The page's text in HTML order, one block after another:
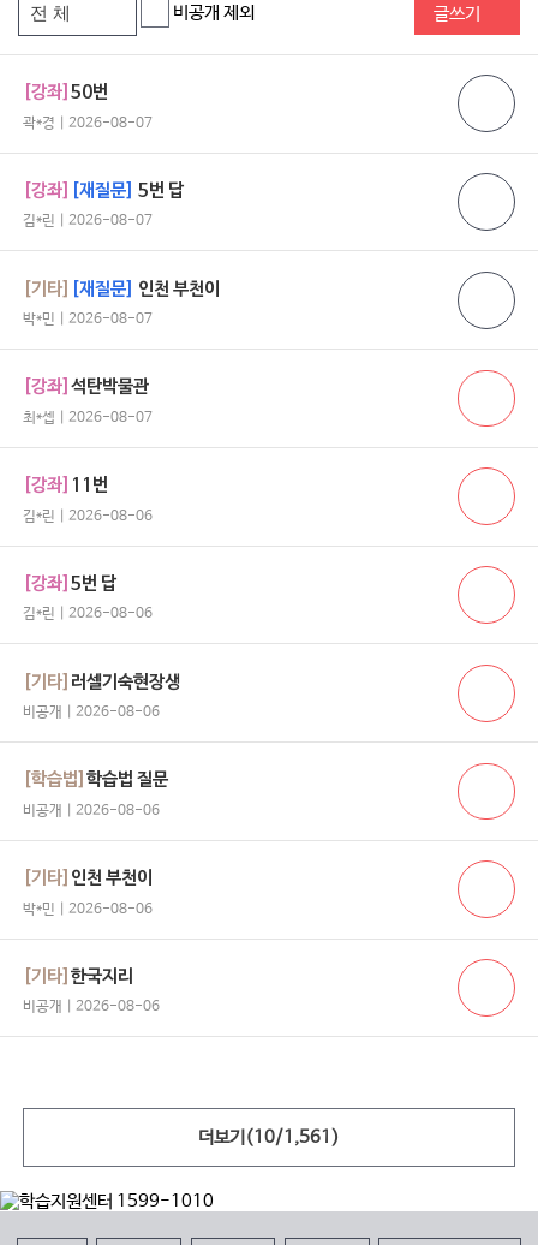
비공개 제외 글쓰기
[강좌]50번
곽*경 | 2026-08-07
[강좌] [재질문] 5번 답
김*린 | 2026-08-07
[기타] [재질문] 인천 부천이
박*민 | 2026-08-07
[강좌]석탄박물관
최*셉 | 2026-08-07
[강좌] 11번
김*린 | 2026-08-06
[강좌]5번 답
김*린 | 2026-08-06
[기타] 러셀기숙현장생
비공개 | 2026-08-06
[학습법]학습법 질문
비공개 | 2026-08-06
[기타] 인천 부천이
박*민 | 2026-08-06
[기타]한국지리
비공개 | 2026-08-06
더보기(10/1,561 )